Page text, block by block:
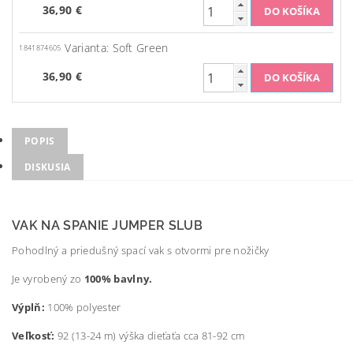
36,90 €
1841874605 Varianta: Soft Green
36,90 €
POPIS
DISKUSIA
VAK NA SPANIE JUMPER SLUB
Pohodlný a priedušný spací vak s otvormi pre nožičky
Je vyrobený zo 100% bavlny.
Výplň: 100% polyester
Veľkosť: 92 (13-24 m) výška dieťaťa cca 81-92 cm